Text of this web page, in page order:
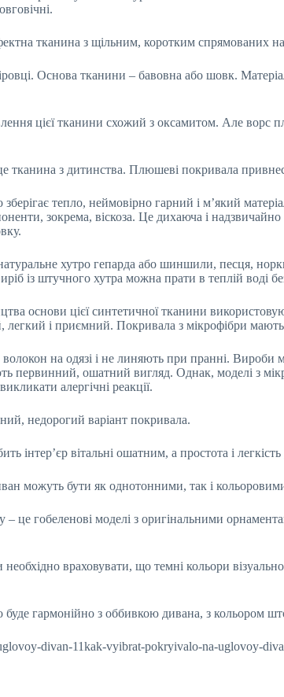
тканина з щільним, коротким спрямованих на
Основа тканини – бавовна або шовк.
цієї тканини схожий з оксамитом. Але ворс
тканина з дитинства. Плюшеві покривала
тепло, неймовірно гарний і м’який
зокрема, віскоза. Це дихаюча і
хутро гепарда або шиншили, песця,
із штучного хутра можна прати в теплій воді
основи цієї синтетичної тканини
і приємний. Покривала з мікрофібри мають
на одязі і не линяють при пранні.
первинний, ошатний вигляд. Однак, моделі з
алергічні реакції.
недорогий варіант покривала.
інтер’єр вітальні ошатним, а простота і
можуть бути як однотонними, так і
– це гобеленові моделі з оригінальними
необхідно враховувати, що темні кольори
буде гармонійно з оббивкою дивана, з кольором
divan-11kak-vyibrat-pokryivalo-na-uglovoy-